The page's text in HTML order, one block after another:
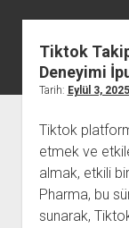
Tiktok
Deneyimi
Tarih: Eylül 3, 2025
Tiktok
etmek ve
almak, etkili
Pharma, bu
sunarak,